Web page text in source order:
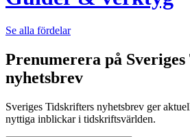
Se alla fördelar
Prenumerera på
nyhetsbrev
Sveriges Tidskrifters nyhetsbrev ger
nyttiga inblickar i tidskriftsvärlden.